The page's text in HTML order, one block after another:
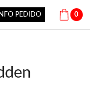
INFO PEDIDO 0